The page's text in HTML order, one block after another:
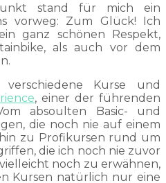
stand für mich ein
vorweg: Zum Glück! Ich
ganz schönen Respekt,
als auch vor dem
Kurse und
, einer der führenden
absoulten Basic- und
die noch nie auf einem
zu Profikursen rund um
die ich noch nie zuvor
noch zu erwähnen,
Kursen natürlich nur eine